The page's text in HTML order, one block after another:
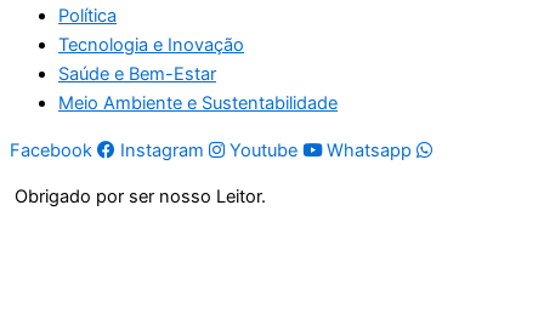
Política
Tecnologia e Inovação
Saúde e Bem-Estar
Meio Ambiente e Sustentabilidade
Facebook Instagram Youtube Whatsapp
Obrigado por ser nosso Leitor.